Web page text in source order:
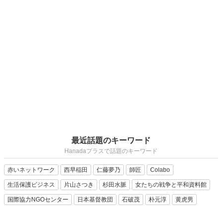
最近話題のキーワード
Hanadaプラスで話題のキーワード
赤いネットワーク 西早稲田 仁藤夢乃 師匠 Colabo
生活保護ビジネス 片山さつき 杉田水脈 女たちの戦争と平和資料館
国際協力NGOセンター 日本基督教団 石破茂 朴元淳 黄虎男